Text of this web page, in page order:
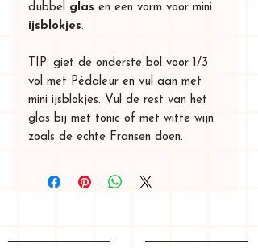
dubbel glas en een vorm voor mini
ijsblokjes.
TIP: giet de onderste bol voor 1/3
vol met Pédaleur en vul aan met
mini ijsblokjes. Vul de rest van het
glas bij met tonic of met witte wijn
zoals de echte Fransen doen.